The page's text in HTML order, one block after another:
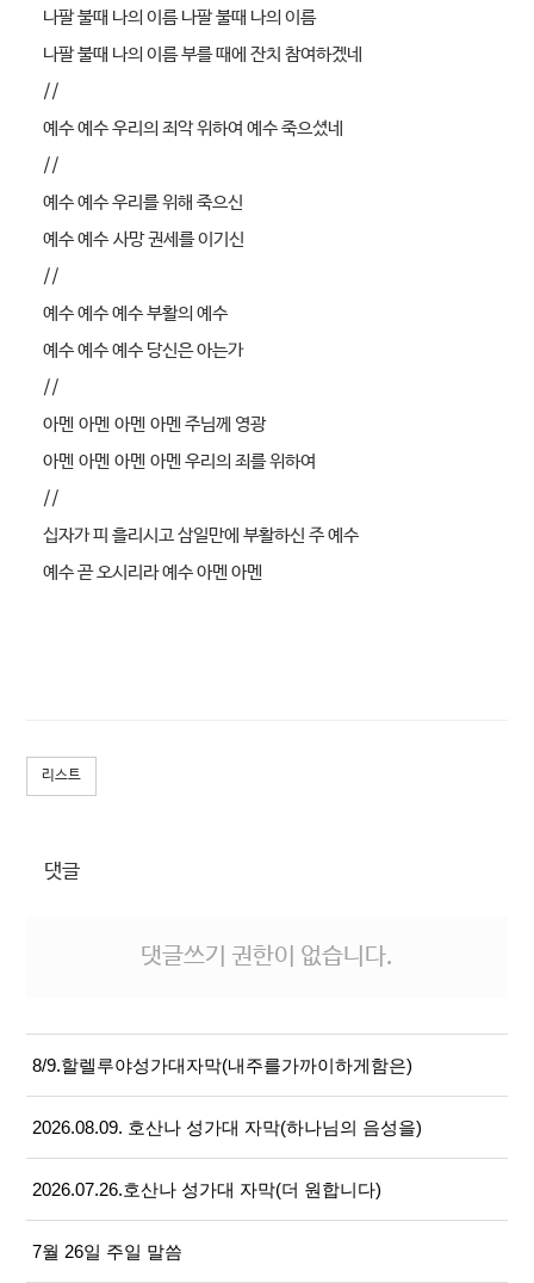
나팔 불때 나의 이름 나팔 불때 나의 이름
나팔 불때 나의 이름 부를 때에 잔치 참여하겠네
//
예수 예수 우리의 죄악 위하여 예수 죽으셨네
//
예수 예수 우리를 위해 죽으신
예수 예수 사망 권세를 이기신
//
예수 예수 예수 부활의 예수
예수 예수 예수 당신은 아는가
//
아멘 아멘 아멘 아멘 주님께 영광
아멘 아멘 아멘 아멘 우리의 죄를 위하여
//
십자가 피 흘리시고 삼일만에 부활하신 주 예수
예수 곧 오시리라 예수 아멘 아멘
리스트
댓글
댓글쓰기 권한이 없습니다.
8/9.할렐루야성가대자막(내주를가까이하게함은)
2026.08.09. 호산나 성가대 자막(하나님의 음성을)
2026.07.26.호산나 성가대 자막(더 원합니다)
7월 26일 주일 말씀